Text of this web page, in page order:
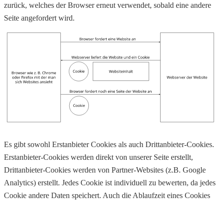
zurück, welches der Browser erneut verwendet, sobald eine andere
Seite angefordert wird.
Es gibt sowohl Erstanbieter Cookies als auch Drittanbieter-Cookies.
Erstanbieter-Cookies werden direkt von unserer Seite erstellt,
Drittanbieter-Cookies werden von Partner-Websites (z.B. Google
Analytics) erstellt. Jedes Cookie ist individuell zu bewerten, da jedes
Cookie andere Daten speichert. Auch die Ablaufzeit eines Cookies